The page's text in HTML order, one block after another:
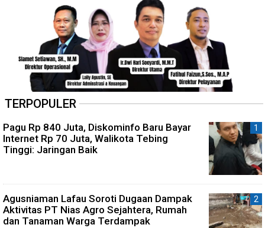
TERPOPULER
Pagu Rp 840 Juta, Diskominfo Baru Bayar
Internet Rp 70 Juta, Walikota Tebing
Tinggi: Jaringan Baik
Agusniaman Lafau Soroti Dugaan Dampak
Aktivitas PT Nias Agro Sejahtera, Rumah
dan Tanaman Warga Terdampak